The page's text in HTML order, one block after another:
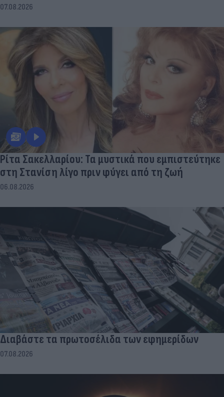
07.08.2026
Ρίτα Σακελλαρίου: Τα μυστικά που εμπιστεύτηκε
στη Στανίση λίγο πριν φύγει από τη ζωή
06.08.2026
Διαβάστε τα πρωτοσέλιδα των εφημερίδων
07.08.2026